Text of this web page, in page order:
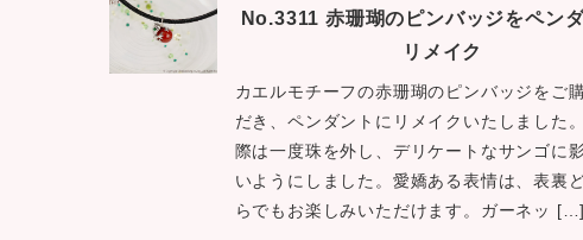
No.3311 赤珊瑚のピンバッジをペン
リメイク
カエルモチーフの赤珊瑚のピンバッジをご
だき、ペンダントにリメイクいたしました
際は一度珠を外し、デリケートなサンゴに
いようにしました。愛嬌ある表情は、表裏
らでもお楽しみいただけます。ガーネッ […]